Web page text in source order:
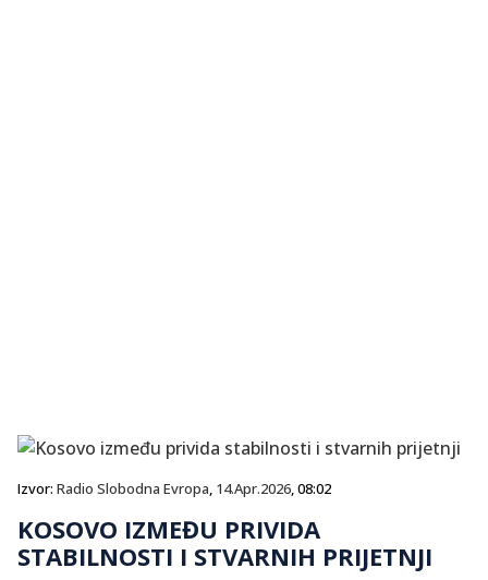
Izvor: Radio Slobodna Evropa, 14.Apr.2026, 08:02
KOSOVO IZMEĐU PRIVIDA
STABILNOSTI I STVARNIH PRIJETNJI